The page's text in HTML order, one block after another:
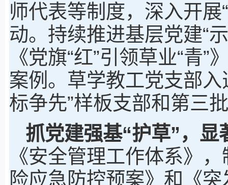
师代表等制度，深入开
动。持续推进基层党建“
《党旗“红”引领草业“青
案例。草学教工党支部
标争先”样板支部和第三
抓党建强基“护草”， 显
《安全管理工作体系》
险应急防控预案》和《